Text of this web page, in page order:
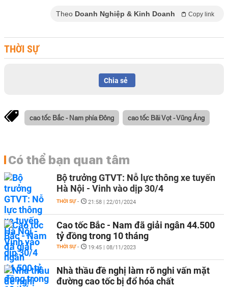
Theo Doanh Nghiệp & Kinh Doanh Copy link
THỜI SỰ
Chia sẻ
cao tốc Bắc - Nam phía Đông cao tốc Bãi Vọt - Vũng Áng
Có thể bạn quan tâm
Bộ trưởng GTVT: Nỗ lực thông xe tuyến
Hà Nội - Vinh vào dịp 30/4
THỜI SỰ - 21:58 | 22/01/2024
Cao tốc Bắc - Nam đã giải ngân 44.500
tỷ đồng trong 10 tháng
THỜI SỰ - 19:45 | 08/11/2023
Nhà thầu đề nghị làm rõ nghi vấn mặt
đường cao tốc bị đổ hóa chất